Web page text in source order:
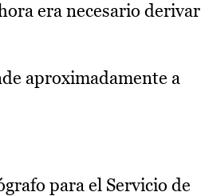
era necesario derivar
aproximadamente a
para el Servicio de